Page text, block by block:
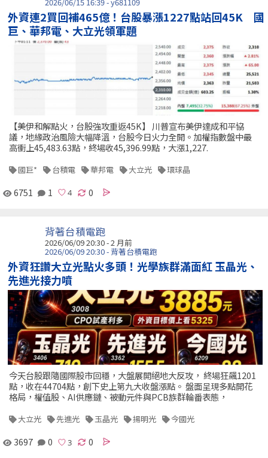
外資連2買回補465億！台股暴漲1227點站回45K 國
巨、華邦電、大立光領軍題
【美伊和解點火，台股強攻重返45K】 川普宣布美伊達成和平協
議，地緣政治風險大幅降溫，台股今日火力全開。加權指數盤中最
高衝上45,483.63點，終場收45,396.99點，大漲1,227.
國巨* 台積電 華邦電 大立光 環球晶
6751 1 0
背著台積電跑
2026/06/09 20:30 - 2 月前
2026/06/09 20:30 - 背著台積電跑
外資狂讚大立光點火多頭！光學族群滿面紅 玉晶光、
先進光接力噴
今天台股跟隨國際股市回穩，大盤展開絕地大反攻， 終場狂飆1201
點，收在44704點，創下史上第九大收盤漲點。 盤面呈現多點開花
格局，權值股、AI供應鏈、被動元件與PCB族群輪番表態，
大立光 先進光 玉晶光 揚明光 今國光
3697 0 0